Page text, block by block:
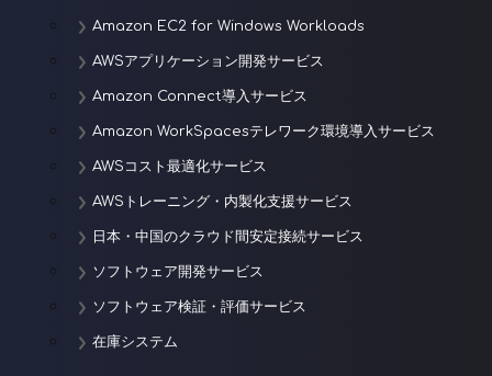
Amazon EC2 for Windows Workloads
AWSアプリケーション開発サービス
Amazon Connect導入サービス
Amazon WorkSpacesテレワーク環境導入サービス
AWSコスト最適化サービス
AWSトレーニング・内製化支援サービス
日本・中国のクラウド間安定接続サービス
ソフトウェア開発サービス
ソフトウェア検証・評価サービス
在庫システム